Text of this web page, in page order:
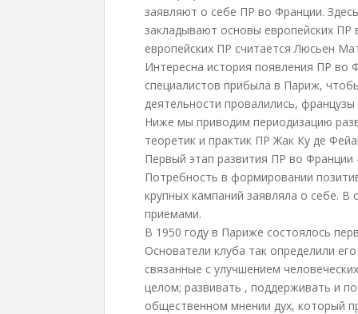
заявляют о себе ПР во Франции.
закладывают основы европейских ПР
европейских ПР считается Люсьен
Интересна история появления ПР во
специалистов прибыла в Париж,
деятельности провалились,
Ниже мы приводим периодизацию
теоретик и практик ПР Жак Ку де
Первый этап развития ПР во
Потребность в формировании
крупных кампаний заявляла о себе.
приемами.
В 1950 году в Париже состоялось
Основатели клуба так определили
связанные с улучшением
целом; развивать , поддерживать и
общественном мнении дух, который